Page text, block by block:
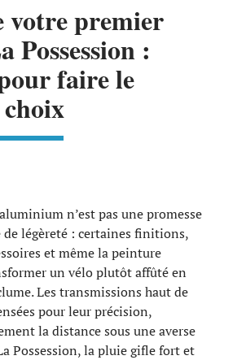
votre premier
Possession :
faire le
n’est pas une promesse
légèreté : certaines finitions,
et même la peinture
un vélo plutôt affûté en
Les transmissions haut de
pour leur précision,
la distance sous une averse
Possession, la pluie gifle fort et